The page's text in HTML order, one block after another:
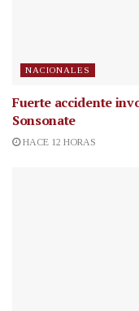
NACIONALES
Fuerte accidente
Sonsonate
HACE 12 HORAS